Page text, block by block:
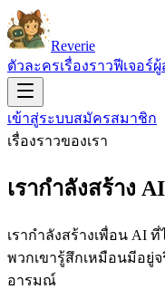
Reverie
ตัวละครเรื่องราวฟีเจอร์ผู้
เข้าสู่ระบบสมัครสมาชิก
เรื่องราวของเรา
เรากำลังสร้าง AI
เรากำลังสร้างเพื่อน AI
พวกเขารู้สึกเหมือนมีอยู่จ
อารมณ์